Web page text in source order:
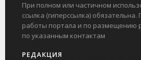
При полном или частичном
ссылка (гиперссылка)
работы портала и по размещению
по указанным контактам
РЕДАКЦИЯ